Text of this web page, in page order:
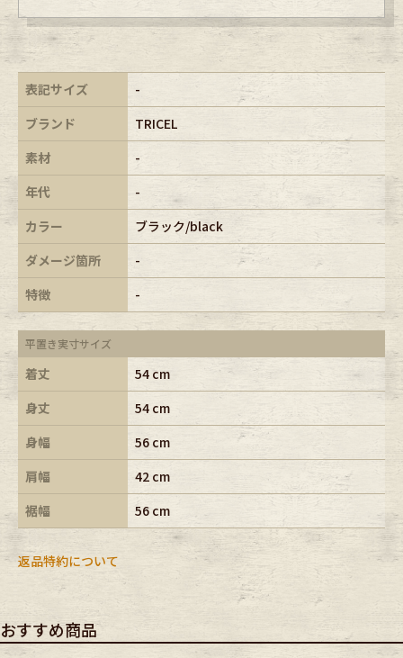
表記サイズ
-
ブランド
TRICEL
素材
-
年代
-
カラー
ブラック/black
ダメージ箇所
-
特徴
-
平置き実寸サイズ
着丈
54 cm
身丈
54 cm
身幅
56 cm
肩幅
42 cm
裾幅
56 cm
返品特約について
おすすめ商品